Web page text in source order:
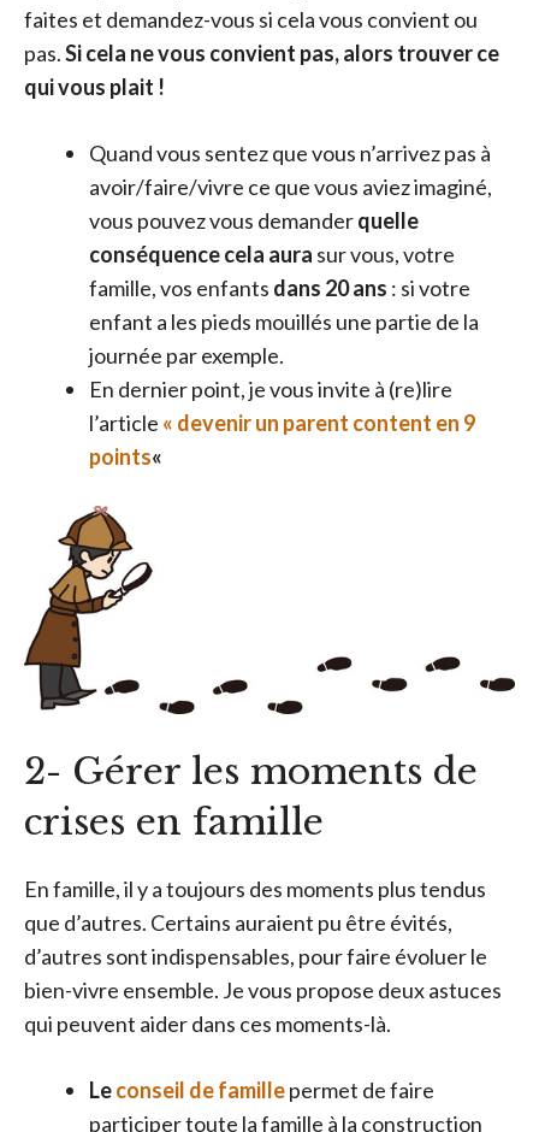
faites et demandez-vous si cela vous convient ou
pas.Si cela ne vous convient pas, alors trouver ce
qui vous plait !
Quand vous sentez que vous n’arrivez pas à
avoir/faire/vivre ce que vous aviez imaginé,
vous pouvez vous demanderquelle
conséquence cela aura sur vous, votre
famille, vos enfants dans 20 ans : si votre
enfant a les pieds mouillés une partie de la
journée par exemple.
En dernier point, je vous invite à (re)lire
l’article « devenir un parent content en 9
points«
2- Gérer les moments de
crises en famille
En famille, il y a toujours des moments plus tendus
que d’autres. Certains auraient pu être évités,
d’autres sont indispensables, pour faire évoluer le
bien-vivre ensemble. Je vous propose deux astuces
qui peuvent aider dans ces moments-là.
Leconseil de famillepermet de faire
participer toute la famille à la construction